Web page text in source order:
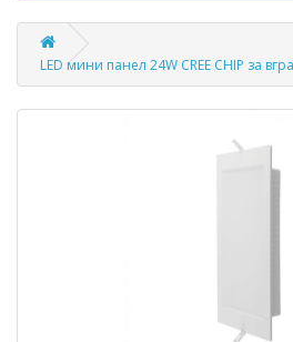
LED мини панел 24W CREE CHIP за